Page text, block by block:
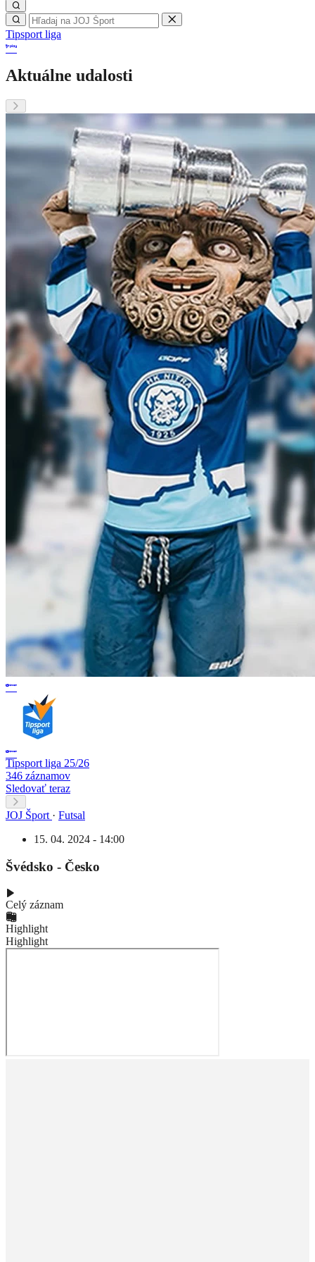
Tipsport liga
Aktuálne udalosti
Tipsport liga 25/26
346 záznamov
Sledovať teraz
JOJ Šport · Futsal
15. 04. 2024 - 14:00
Švédsko - Česko
Celý záznam
Highlight
Highlight